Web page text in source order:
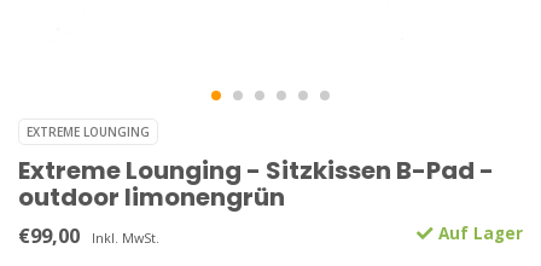
EXTREME LOUNGING
Extreme Lounging - Sitzkissen B-Pad -
outdoor limonengrün
€99,00 Inkl. MwSt. Auf Lager